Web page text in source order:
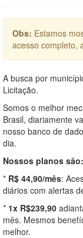
Obs: Estamos
acesso completo,
A busca por
Licitação.
Somos o melhor
Brasil, diariamente
nosso banco de
dia.
Nossos planos são:
* R$ 44,90/mês:
diários com alertas
* 1x R$239,90
mês. Mesmos
melhor.